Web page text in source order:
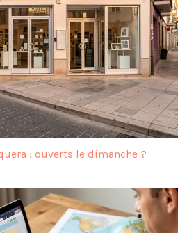
: ouverts le dimanche ?